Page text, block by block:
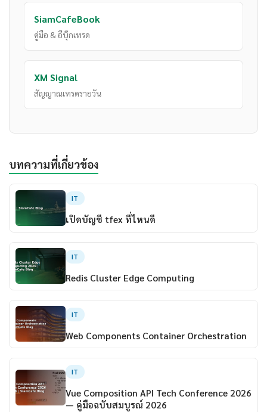
SiamCafeBook
คู่มือ & อีบุ๊กเทรด
XM Signal
สัญญาณเทรดรายวัน
บทความที่เกี่ยวข้อง
IT
เปิดบัญชี tfex ที่ไหนดี
IT
Redis Cluster Edge Computing
IT
Web Components Container Orchestration
IT
Vue Composition API Tech Conference 2026
— คู่มือฉบับสมบูรณ์ 2026